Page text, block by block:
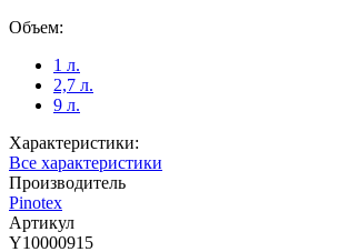
Объем:
1 л.
2,7 л.
9 л.
Характеристики:
Все характеристики
Производитель
Pinotex
Артикул
Y10000915